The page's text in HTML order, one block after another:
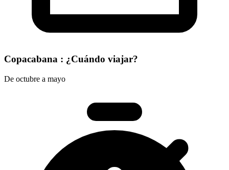
Copacabana : ¿Cuándo viajar?
De octubre a mayo